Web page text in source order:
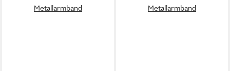
Metallarmband
Metallarmband